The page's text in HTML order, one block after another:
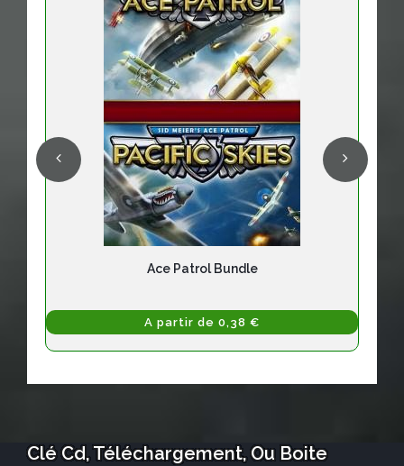
Ace Patrol Bundle
A partir de 0,38 €
Clé Cd, Téléchargement, Ou Boite